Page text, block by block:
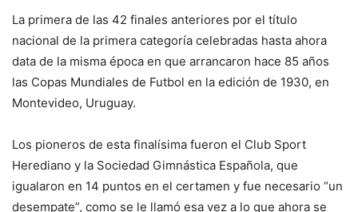
La primera de las 42 finales anteriores por el título
nacional de la primera categoría celebradas hasta ahora
data de la misma época en que arrancaron hace 85 años
las Copas Mundiales de Futbol en la edición de 1930, en
Montevideo, Uruguay.
Los pioneros de esta finalísima fueron el Club Sport
Herediano y la Sociedad Gimnástica Española, que
igualaron en 14 puntos en el certamen y fue necesario “un
desempate”, como se le llamó esa vez a lo que ahora se